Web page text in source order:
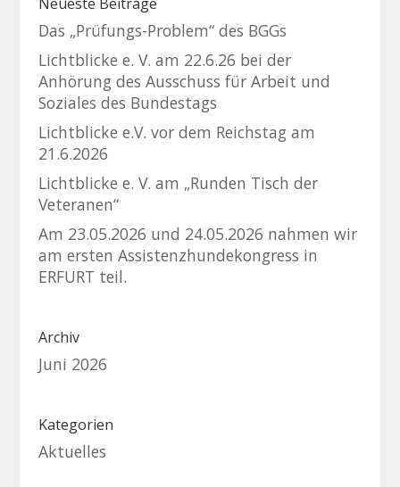
Neueste Beiträge
Das „Prüfungs-Problem“ des BGGs
Lichtblicke e. V. am 22.6.26 bei der
Anhörung des Ausschuss für Arbeit und
Soziales des Bundestags
Lichtblicke e.V. vor dem Reichstag am
21.6.2026
Lichtblicke e. V. am „Runden Tisch der
Veteranen“
Am 23.05.2026 und 24.05.2026 nahmen wir
am ersten Assistenzhundekongress in
ERFURT teil.
Archiv
Juni 2026
Kategorien
Aktuelles